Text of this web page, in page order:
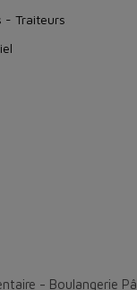
- Traiteurs
- Boulangerie